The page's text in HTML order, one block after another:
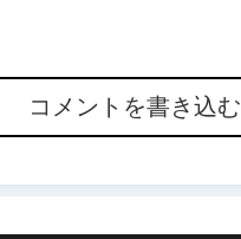
コメントを書き込む